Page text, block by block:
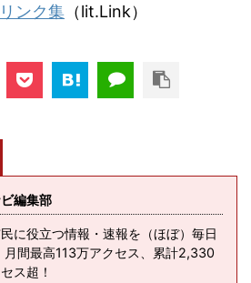
ンク集 （lit.Link）
編集部
に役立つ情報・速報を（ほぼ）毎日
月間最高113万アクセス、累計2,330
ス超！